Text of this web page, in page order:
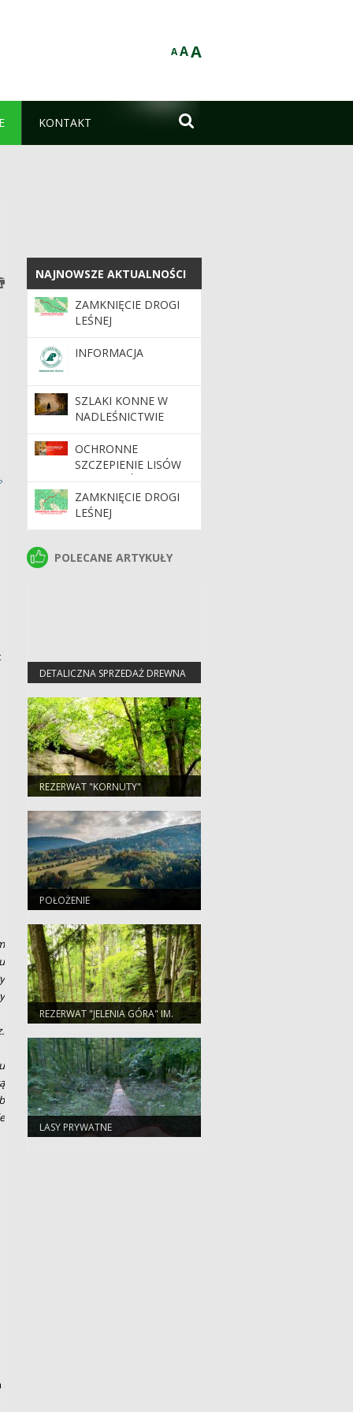
AAA
KONTAKT 
NAJNOWSZE AKTUALNOŚCI
NAJNOWSZE AKTUALNOŚCI
ZAMKNIĘCIE DROGI
LEŚNEJ
INFORMACJA
SZLAKI KONNE W
NADLEŚNICTWIE
GORLICE
OCHRONNE
SZCZEPIENIE LISÓW
W WOJEWÓDZTWIE
PODKARPACKIM -
AKCJA DODATKOWA
ZAMKNIĘCIE DROGI
LEŚNEJ
POLECANE ARTYKUŁY
POLECANE ARTYKUŁY
DETALICZNA SPRZEDAŻ DREWNA
REZERWAT "KORNUTY"
POŁOŻENIE
REZERWAT "JELENIA GÓRA" IM.
STANISŁAWA GABRYELA
LASY PRYWATNE